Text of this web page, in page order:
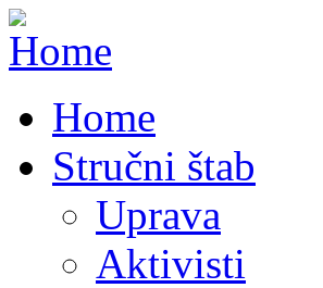
Home
Stručni štab
Uprava
Aktivisti